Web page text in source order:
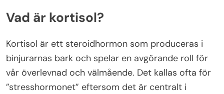
Vad är kortisol?
Kortisol är ett steroidhormon som produceras i
binjurarnas bark och spelar en avgörande roll för
vår överlevnad och välmående. Det kallas ofta för
”stresshormonet” eftersom det är centralt i